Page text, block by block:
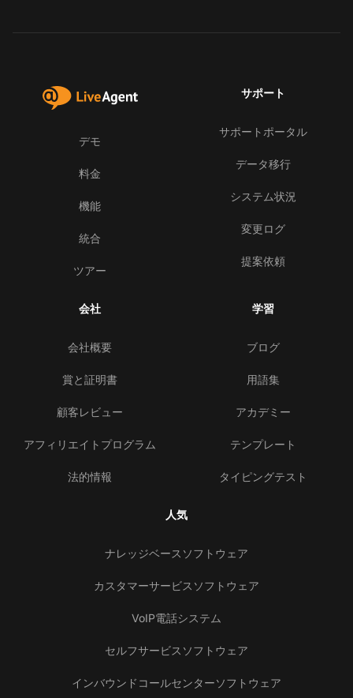
デモ
料金
機能
統合
ツアー
サポート
サポートポータル
データ移行
システム状況
変更ログ
提案依頼
会社
会社概要
賞と証明書
顧客レビュー
アフィリエイトプログラム
法的情報
学習
ブログ
用語集
アカデミー
テンプレート
タイピングテスト
人気
ナレッジベースソフトウェア
カスタマーサービスソフトウェア
VoIP電話システム
セルフサービスソフトウェア
インバウンドコールセンターソフトウェア